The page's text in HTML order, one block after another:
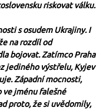
riskovat válku.
s osudem Ukrajiny. I
na rozdíl od
bojovat. Zatímco Praha
jediného výstřelu, Kyjev
Západní mocnosti,
ve jménu falešné
proto, že si uvědomily,